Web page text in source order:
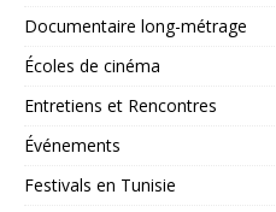
Documentaire long-métrage
Écoles de cinéma
Entretiens et Rencontres
Événements
Festivals en Tunisie